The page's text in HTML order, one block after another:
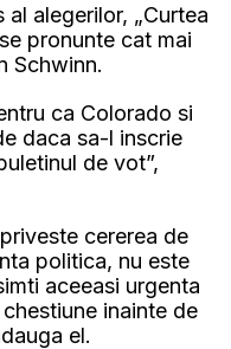
alegerilor, „Curtea
pronunte cat mai
Schwinn.
ca Colorado si
daca sa-l inscrie
de vot”,
cererea de
politica, nu este
aceeasi urgenta
inainte de
el.